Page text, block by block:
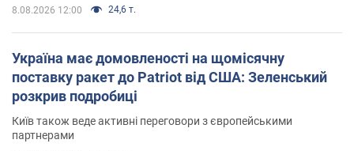
8.08.2026 12:00 24,6 т.
Україна має домовленості на щомісячну
поставку ракет до Patriot від США: Зеленський
розкрив подробиці
Київ також веде активні переговори з європейськими
партнерами